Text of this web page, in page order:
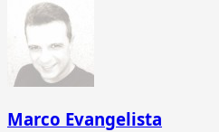
Marco Evangelista